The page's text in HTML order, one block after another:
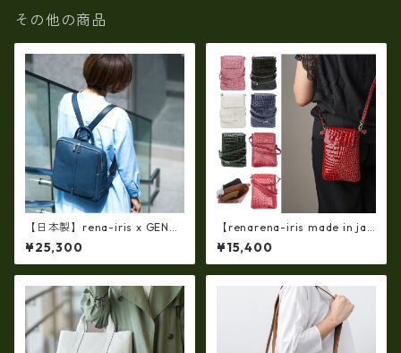
その他の商品
【日本製】rena-iris x GENO
VA（IMAIBAG）コラボ製品ラ
ンドセルデザイン・シュリン
クヌメ牛革・リュック（A4/si
¥25,300
【renarena-iris made in jap
an】【日本製】(総革・バージ
ョン）牛革エナメルクロコ・
縦型お財布スマホ 2ＷＡＹポ
¥15,400